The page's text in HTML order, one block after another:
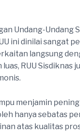
Undang-Undang
ini dinilai sangat
langsung
RUU Sisdiknas
menjamin
hanya sebatas
atas kualitas